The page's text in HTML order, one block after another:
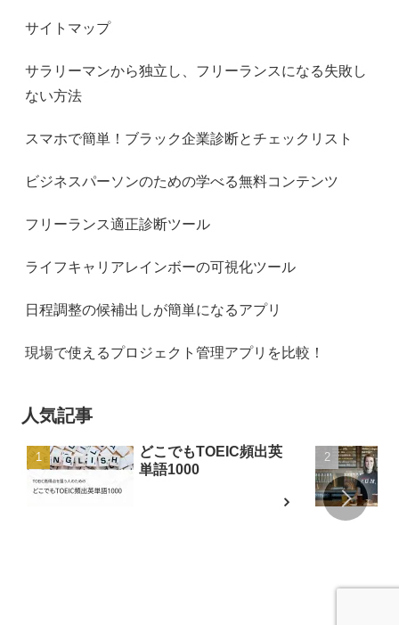
サイトマップ
サラリーマンから独立し、フリーランスになる失敗し
ない方法
スマホで簡単！ブラック企業診断とチェックリスト
ビジネスパーソンのための学べる無料コンテンツ
フリーランス適正診断ツール
ライフキャリアレインボーの可視化ツール
日程調整の候補出しが簡単になるアプリ
現場で使えるプロジェクト管理アプリを比較！
人気記事
どこでもTOEIC頻出英
単語1000